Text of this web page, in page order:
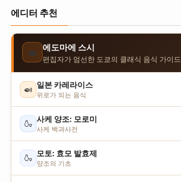
에디터 추천
🍣 에도마에 스시
편집자가 엄선한 도쿄의 클래식 음식 가이드
🍛 일본 카레라이스
위로가 되는 음식
🍶 사케 양조: 모로미
사케 백과사전
🍶 모토: 효모 발효제
양조의 기초